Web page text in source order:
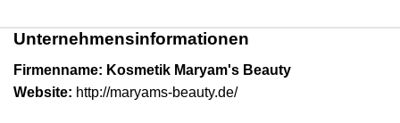
Unternehmensinformationen
Firmenname: Kosmetik Maryam's Beauty
Website: http://maryams-beauty.de/